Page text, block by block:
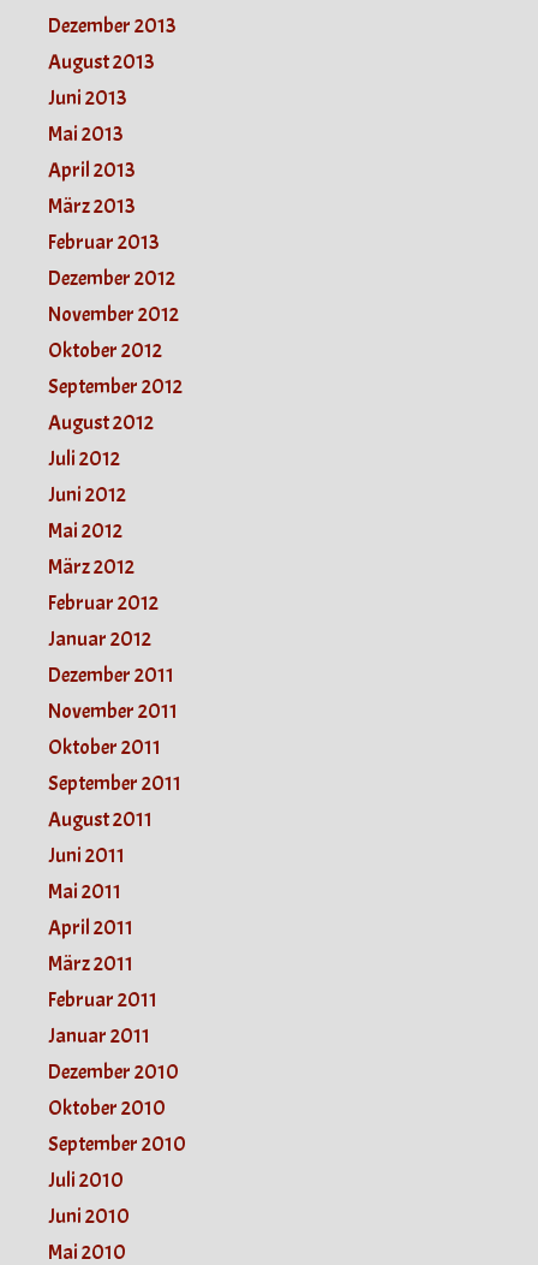
Dezember 2013
August 2013
Juni 2013
Mai 2013
April 2013
März 2013
Februar 2013
Dezember 2012
November 2012
Oktober 2012
September 2012
August 2012
Juli 2012
Juni 2012
Mai 2012
März 2012
Februar 2012
Januar 2012
Dezember 2011
November 2011
Oktober 2011
September 2011
August 2011
Juni 2011
Mai 2011
April 2011
März 2011
Februar 2011
Januar 2011
Dezember 2010
Oktober 2010
September 2010
Juli 2010
Juni 2010
Mai 2010